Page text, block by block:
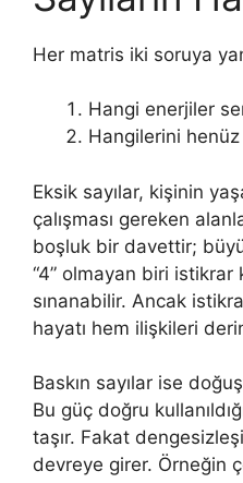
Her matris iki soruya
Hangi enerjiler
Hangilerini
Eksik sayılar, kişinin
çalışması gereken
boşluk bir davettir;
“4” olmayan biri istikrar
sınanabilir. Ancak
hayatı hem ilişkileri
Baskın sayılar ise
Bu güç doğru
taşır. Fakat
devreye girer. Örneğin